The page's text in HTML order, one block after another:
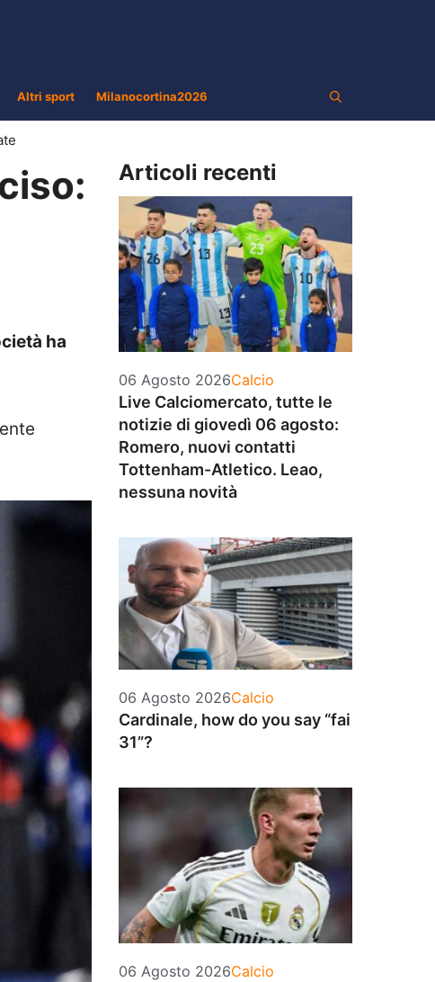
Altri sport Milanocortina2026
ha
Articoli recenti
06 Agosto 2026Categorie
Calcio
Live Calciomercato, tutte le
notizie di giovedì 06 agosto:
Romero, nuovi contatti
Tottenham-Atletico. Leao,
nessuna novità
06 Agosto 2026Categorie
Calcio
Cardinale, how do you say “fai
31”?
06 Agosto 2026Categorie
Calcio